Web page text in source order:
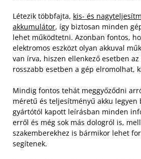
Létezik többfajta, kis- és
akkumulátor, így biztosan minden
lehet működtetni. Azonban fontos,
elektromos eszközt olyan akkuval
van írva, hiszen ellenkező esetben
rosszabb esetben a gép elromolhat,
Mindig fontos tehát meggyőződni
méretű és teljesítményű akku legyen
gyártótól kapott leírásban minden
erről és még sok más dologról is,
szakemberekhez is bármikor lehet
segítenek.